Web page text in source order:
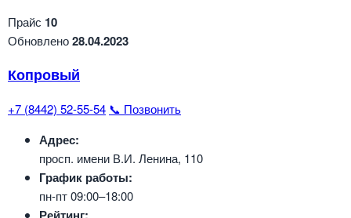
Прайс 10
Обновлено28.04.2023
Копровый
+7 (8442) 52-55-54 📞 Позвонить
Адрес:
просп. имени В.И. Ленина, 110
График работы:
пн-пт 09:00–18:00